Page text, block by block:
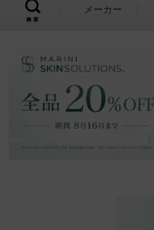
メーカー